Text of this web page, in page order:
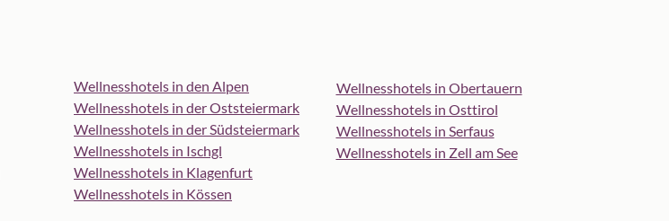
Wellnesshotels in den Alpen
Wellnesshotels in der Oststeiermark
Wellnesshotels in der Südsteiermark
Wellnesshotels in Ischgl
Wellnesshotels in Klagenfurt
Wellnesshotels in Kössen
Wellnesshotels in Obertauern
Wellnesshotels in Osttirol
Wellnesshotels in Serfaus
Wellnesshotels in Zell am See